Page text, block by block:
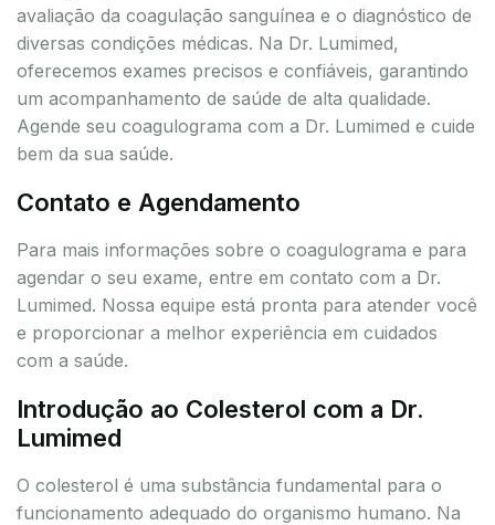
avaliação da coagulação sanguínea e o diagnóstico de
diversas condições médicas. Na Dr. Lumimed,
oferecemos exames precisos e confiáveis, garantindo
um acompanhamento de saúde de alta qualidade.
Agende seu coagulograma com a Dr. Lumimed e cuide
bem da sua saúde.
Contato e Agendamento
Para mais informações sobre o coagulograma e para
agendar o seu exame, entre em contato com a Dr.
Lumimed. Nossa equipe está pronta para atender você
e proporcionar a melhor experiência em cuidados
com a saúde.
Introdução ao Colesterol com a Dr.
Lumimed
O colesterol é uma substância fundamental para o
funcionamento adequado do organismo humano. Na